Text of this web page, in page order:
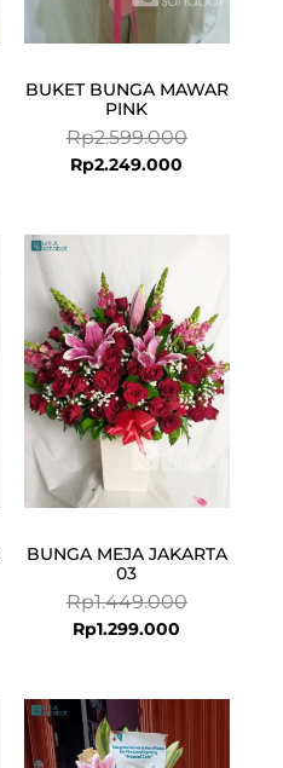
BUKET BUNGA MAWAR
PINK
Rp2.599.000
Rp2.249.000
BUNGA MEJA JAKARTA
03
Rp1.449.000
Rp1.299.000
Rp1.299.000.